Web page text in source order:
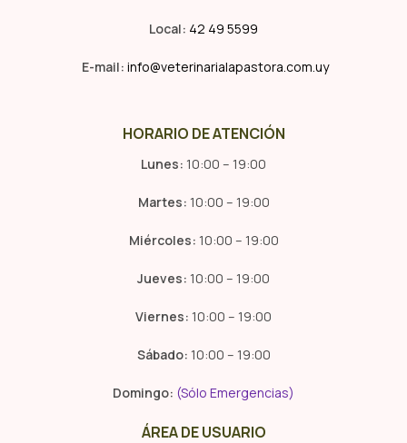
Local: 42 49 5599
E-mail: info@veterinarialapastora.com.uy
HORARIO DE ATENCIÓN
Lunes: 10:00 – 19:00
Martes: 10:00 – 19:00
Miércoles: 10:00 – 19:00
Jueves: 10:00 – 19:00
Viernes: 10:00 – 19:00
Sábado: 10:00 – 19:00
Domingo: (Sólo Emergencias)
ÁREA DE USUARIO